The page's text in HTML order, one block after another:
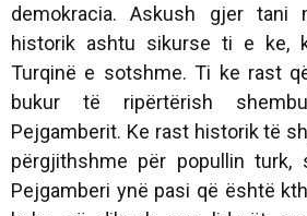
demokracia. Askush gjer tani
historik ashtu sikurse ti e ke,
Turqinë e sotshme. Ti ke rast
bukur të ripërtërish
Pejgamberit. Ke rast historik të
përgjithshme për popullin turk,
Pejgamberi ynë pasi që është